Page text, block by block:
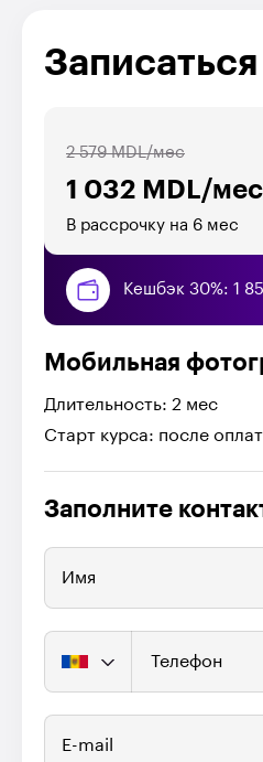
1 032 MDL/мес
2 579 MDL/мес
В рассрочку на 6 мес
Кешбэк 30%: 1
Мобильная
Длительность: 2 мес
Старт курса: после
Заполните
Имя
Телефон
E-mail